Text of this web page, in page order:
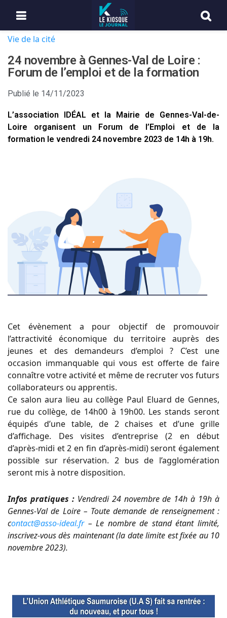
Vie de la cité
24 novembre à Gennes-Val de Loire :
Forum de l’emploi et de la formation
Publié le 14/11/2023
L’association IDÉAL et la Mairie de Gennes-Val-de-
Loire organisent un Forum de l’Emploi et de la
formation le vendredi 24 novembre 2023 de 14h à 19h.
Cet évènement a pour objectif de promouvoir
l’attractivité économique du territoire auprès des
jeunes et des demandeurs d’emploi ? C’est une
occasion immanquable qui vous est offerte de faire
connaître votre activité et même de recruter vos futurs
collaborateurs ou apprentis.
Ce salon aura lieu au collège Paul Eluard de Gennes,
rue du collège, de 14h00 à 19h00. Les stands seront
équipés d’une table, de 2 chaises et d’une grille
d’affichage. Des visites d’entreprise (2 en début
d’après-midi et 2 en fin d’après-midi) seront également
possible sur réservation. 2 bus de l’agglomération
seront mis à notre disposition.
Infos pratiques :Vendredi 24 novembre de 14h à 19h à
Gennes-Val de Loire – Toute demande de renseignement :
contact@asso-ideal.fr– Le nombre de stand étant limité,
inscrivez-vous dès maintenant (la date limite est fixée au 10
novembre 2023).